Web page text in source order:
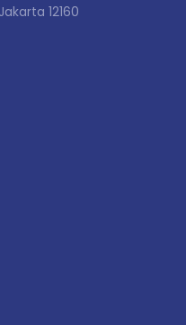
12160